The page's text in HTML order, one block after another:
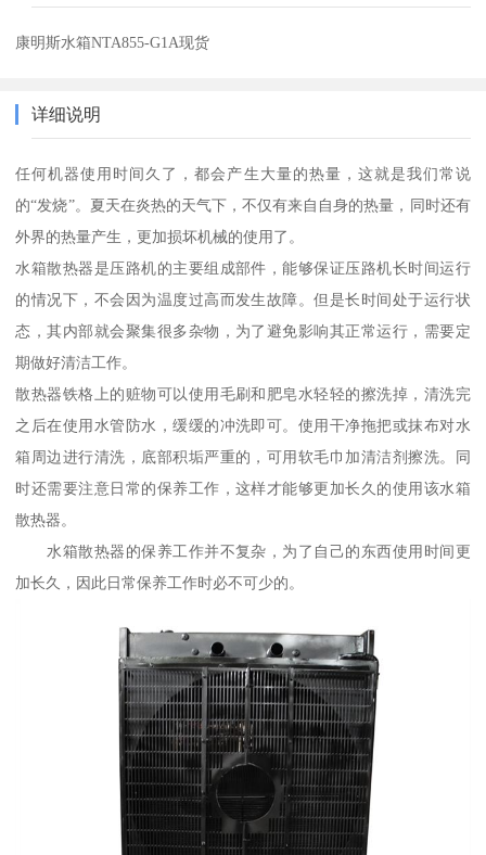
康明斯水箱NTA855-G1A现货
详细说明
任何机器使用时间久了，都会产生大量的热量，这就是我们常说
的“发烧”。夏天在炎热的天气下，不仅有来自自身的热量，同时还有
外界的热量产生，更加损坏机械的使用了。
水箱散热器是压路机的主要组成部件，能够保证压路机长时间运行
的情况下，不会因为温度过高而发生故障。但是长时间处于运行状
态，其内部就会聚集很多杂物，为了避免影响其正常运行，需要定
期做好清洁工作。
散热器铁格上的赃物可以使用毛刷和肥皂水轻轻的擦洗掉，清洗完
之后在使用水管防水，缓缓的冲洗即可。使用干净拖把或抹布对水
箱周边进行清洗，底部积垢严重的，可用软毛巾加清洁剂擦洗。同
时还需要注意日常的保养工作，这样才能够更加长久的使用该水箱
散热器。
水箱散热器的保养工作并不复杂，为了自己的东西使用时间更
加长久，因此日常保养工作时必不可少的。